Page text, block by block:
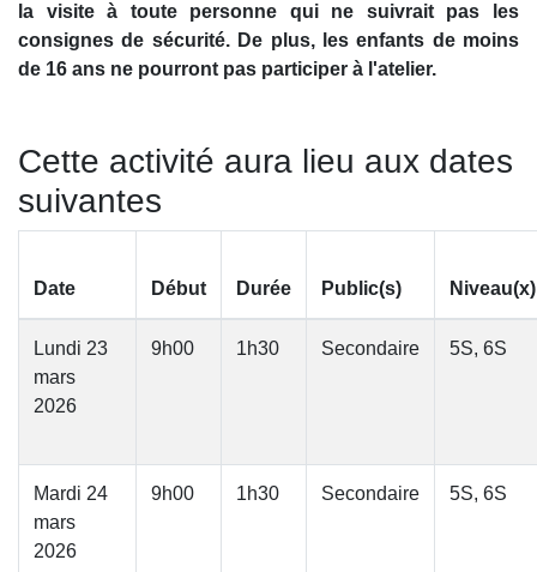
la visite à toute personne qui ne suivrait pas les
consignes de sécurité. De plus, les enfants de moins
de 16 ans ne pourront pas participer à l'atelier.
Cette activité aura lieu aux dates
suivantes
Date Début Durée Public(s) Niveau(x)
Lundi 23
mars
2026
9h00 1h30 Secondaire 5S, 6S
Mardi 24
mars
2026
9h00 1h30 Secondaire 5S, 6S